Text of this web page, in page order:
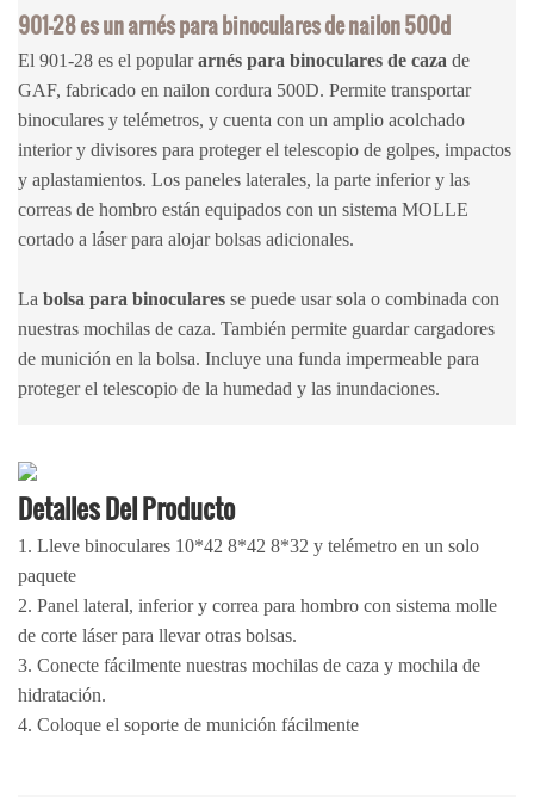
901-28 es un arnés para binoculares de nailon 500d
El 901-28 es el populararnés para binoculares de caza de
GAF, fabricado en nailon cordura 500D. Permite transportar
binoculares y telémetros, y cuenta con un amplio acolchado
interior y divisores para proteger el telescopio de golpes, impactos
y aplastamientos. Los paneles laterales, la parte inferior y las
correas de hombro están equipados con un sistema MOLLE
cortado a láser para alojar bolsas adicionales.
La bolsa para binoculares se puede usar sola o combinada con
nuestras mochilas de caza. También permite guardar cargadores
de munición en la bolsa. Incluye una funda impermeable para
proteger el telescopio de la humedad y las inundaciones.
Detalles Del Producto
1. Lleve binoculares 10*42 8*42 8*32 y telémetro en un solo
paquete
2. Panel lateral, inferior y correa para hombro con sistema molle
de corte láser para llevar otras bolsas.
3. Conecte fácilmente nuestras mochilas de caza y mochila de
hidratación.
4. Coloque el soporte de munición fácilmente